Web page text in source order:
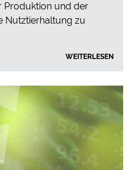
Produktion und der
Nutztierhaltung zu
WEITERLESEN